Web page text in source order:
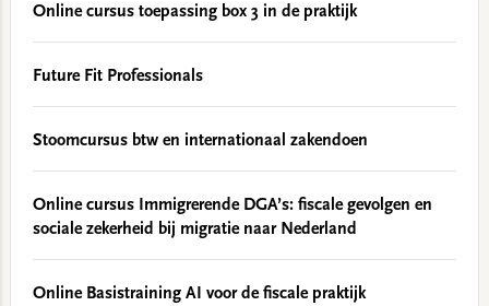
Online cursus toepassing box 3 in de praktijk
Future Fit Professionals
Stoomcursus btw en internationaal zakendoen
Online cursus Immigrerende DGA’s: fiscale gevolgen en
sociale zekerheid bij migratie naar Nederland
Online Basistraining AI voor de fiscale praktijk